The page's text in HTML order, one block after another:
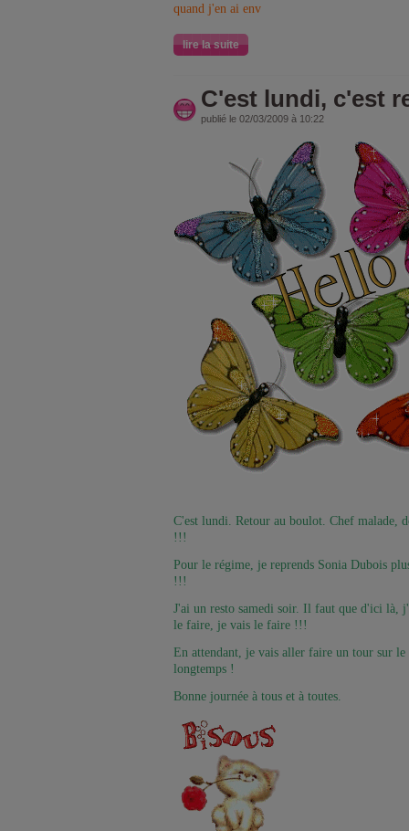
quand j'en ai env
lire la suite
C'est lundi, c'est
publié le 02/03/2009 à 10:22
C'est lundi. Retour au boulot. Chef malade,
!!!
Pour le régime, je reprends Sonia Dubois
!!!
J'ai un resto samedi soir. Il faut que d'ici là,
le faire, je vais le faire !!!
En attendant, je vais aller faire un tour sur
longtemps !
Bonne journée à tous et à toutes.